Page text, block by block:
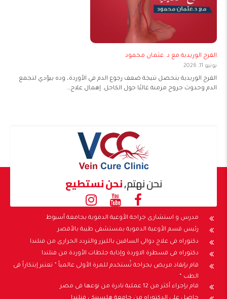
القرح الوريدية مع د. عثمان محمود
يونيو 11, 2026
القرح الوريدية بتحصل نتيجة ضعف رجوع الدم في الأوردة، وده بيؤدي لتجمع
الدم وحدوث جروح مزمنة غالبًا حول الكاحل. إهمال علاج…
نحن نهتم,نحن نستطيع
مدرس و استشارى جراحة الأوعية الدموية بجامعة أسيوط
رئيس قسم الأوعية الدموية بمستشفى طيبة بالأقصر
دكتوراه فى علاج دوالى الساقين بالليزر والتردد الحرارى من فنلندا
دكتوراه فى قسطرة الاوردة وإذابة جلطات الأوردة من فنلندا
قام بإنقاذ مريض بجراحة تُستخدم للمرة الأولى عالمياً ” تعتبر إبتكاراً فى
الطب “
قام بإجراء أكثر من 12 عملية نادرة من نوعها فى مصر